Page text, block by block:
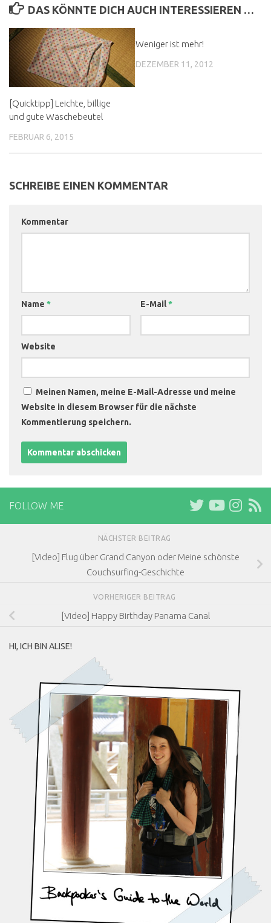
DAS KÖNNTE DICH AUCH INTERESSIEREN …
[Quicktipp] Leichte, billige
und gute Wäschebeutel
FEBRUAR 6, 2015
Weniger ist mehr!
DEZEMBER 11, 2012
SCHREIBE EINEN KOMMENTAR
Kommentar
Name * E-Mail*
Website
Meinen Namen, meine E-Mail-Adresse und meine
Website in diesem Browser für die nächste
Kommentierung speichern.
FOLLOW ME
NÄCHSTER BEITRAG
[Video] Flug über Grand Canyon oder Meine schönste
Couchsurfing-Geschichte
VORHERIGER BEITRAG
[Video] Happy Birthday Panama Canal
HI, ICH BIN ALISE!